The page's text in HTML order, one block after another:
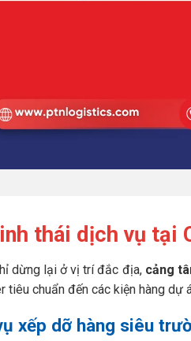
thái dịch vụ tại
dừng lại ở vị trí đắc địa, cảng
tiêu chuẩn đến các kiện hàng dự
xếp dỡ hàng siêu